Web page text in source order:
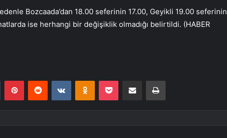
Bozcaada’dan 18.00 seferinin 17.00, Geyikli 19.00 seferinin
ise herhangi bir değişiklik olmadığı belirtildi. (HABER
Tumblr PinterestReddit VKontakteOdnoklassniki
Pocket E-Posta ile paylaş Yazdır